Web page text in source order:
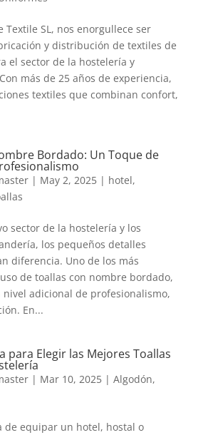
Textile SL, nos enorgullece ser
y distribución de textiles de
el sector de la hostelería y
más de 25 años de experiencia,
textiles que combinan confort,
Bordado: Un Toque de
| May 2, 2025| hotel,
sector de la hostelería y los
los pequeños detalles
diferencia. Uno de los más
de toallas con nombre bordado,
adicional de profesionalismo,
En...
para Elegir las Mejores Toallas
| Mar 10, 2025| Algodón,
de equipar un hotel, hostal o